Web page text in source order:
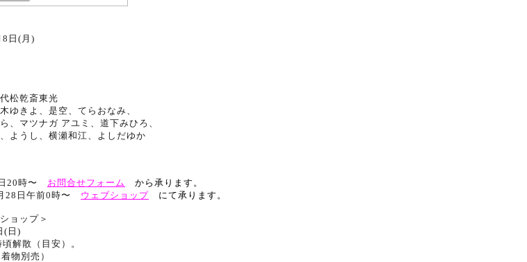
8日(月)
松乾斎東光
ゆきよ、是空、てらおなみ、
、マツナガ アユミ、道下みひろ、
ようし、横瀬和江、よしだゆか
20時〜 お問合せフォーム
から承ります。
28日午前0時〜 ウェブショップ にて承ります。
ョップ＞
(日)
解散（目安）。
物別売）